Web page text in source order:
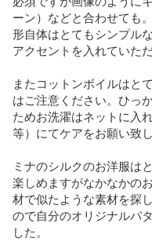
ーン）などと合わせても。
形自体はとてもシンプル
アクセントを入れていた
またコットンボイルはと
はご注意ください。ひっ
ためお洗濯はネットに入
等）にてケアをお願い致し
ミナのシルクのお洋服は
楽しめますがなかなかの
材で似たような素材を探
ので自分のオリジナルパ
した。